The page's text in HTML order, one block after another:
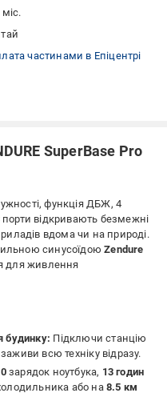
частинами в Епіцентрі
SuperBase Pro
функція ДБЖ, 4
порти відкривають безмежні
вдома чи на природі.
синусоїдоюZendure
для живлення
будинку: Підключи станцію
всю техніку відразу.
зарядок ноутбука, 13 годин
або на8.5 км